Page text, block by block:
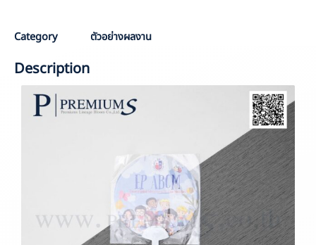
Category ตัวอย่างผลงาน
Description